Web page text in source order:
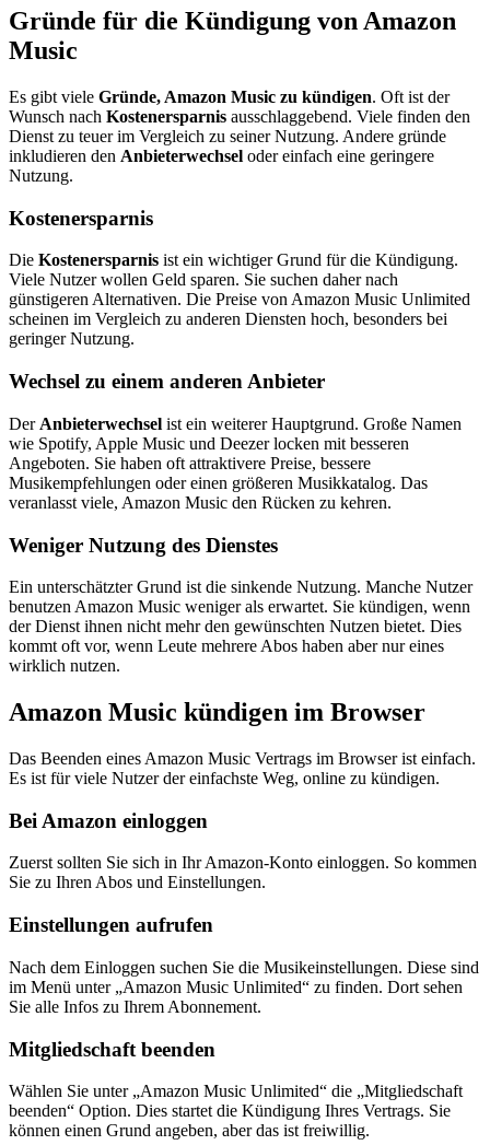
Gründe für die Kündigung von Amazon
Music
Es gibt viele Gründe, Amazon Music zu kündigen. Oft ist der
Wunsch nach Kostenersparnis ausschlaggebend. Viele finden den
Dienst zu teuer im Vergleich zu seiner Nutzung. Andere gründe
inkludieren den Anbieterwechsel oder einfach eine geringere
Nutzung.
Kostenersparnis
Die Kostenersparnis ist ein wichtiger Grund für die Kündigung.
Viele Nutzer wollen Geld sparen. Sie suchen daher nach
günstigeren Alternativen. Die Preise von Amazon Music Unlimited
scheinen im Vergleich zu anderen Diensten hoch, besonders bei
geringer Nutzung.
Wechsel zu einem anderen Anbieter
Der Anbieterwechsel ist ein weiterer Hauptgrund. Große Namen
wie Spotify, Apple Music und Deezer locken mit besseren
Angeboten. Sie haben oft attraktivere Preise, bessere
Musikempfehlungen oder einen größeren Musikkatalog. Das
veranlasst viele, Amazon Music den Rücken zu kehren.
Weniger Nutzung des Dienstes
Ein unterschätzter Grund ist die sinkende Nutzung. Manche Nutzer
benutzen Amazon Music weniger als erwartet. Sie kündigen, wenn
der Dienst ihnen nicht mehr den gewünschten Nutzen bietet. Dies
kommt oft vor, wenn Leute mehrere Abos haben aber nur eines
wirklich nutzen.
Amazon Music kündigen im Browser
Das Beenden eines Amazon Music Vertrags im Browser ist einfach.
Es ist für viele Nutzer der einfachste Weg, online zu kündigen.
Bei Amazon einloggen
Zuerst sollten Sie sich in Ihr Amazon-Konto einloggen. So kommen
Sie zu Ihren Abos und Einstellungen.
Einstellungen aufrufen
Nach dem Einloggen suchen Sie die Musikeinstellungen. Diese sind
im Menü unter „Amazon Music Unlimited“ zu finden. Dort sehen
Sie alle Infos zu Ihrem Abonnement.
Mitgliedschaft beenden
Wählen Sie unter „Amazon Music Unlimited“ die „Mitgliedschaft
beenden“ Option. Dies startet die Kündigung Ihres Vertrags. Sie
können einen Grund angeben, aber das ist freiwillig.